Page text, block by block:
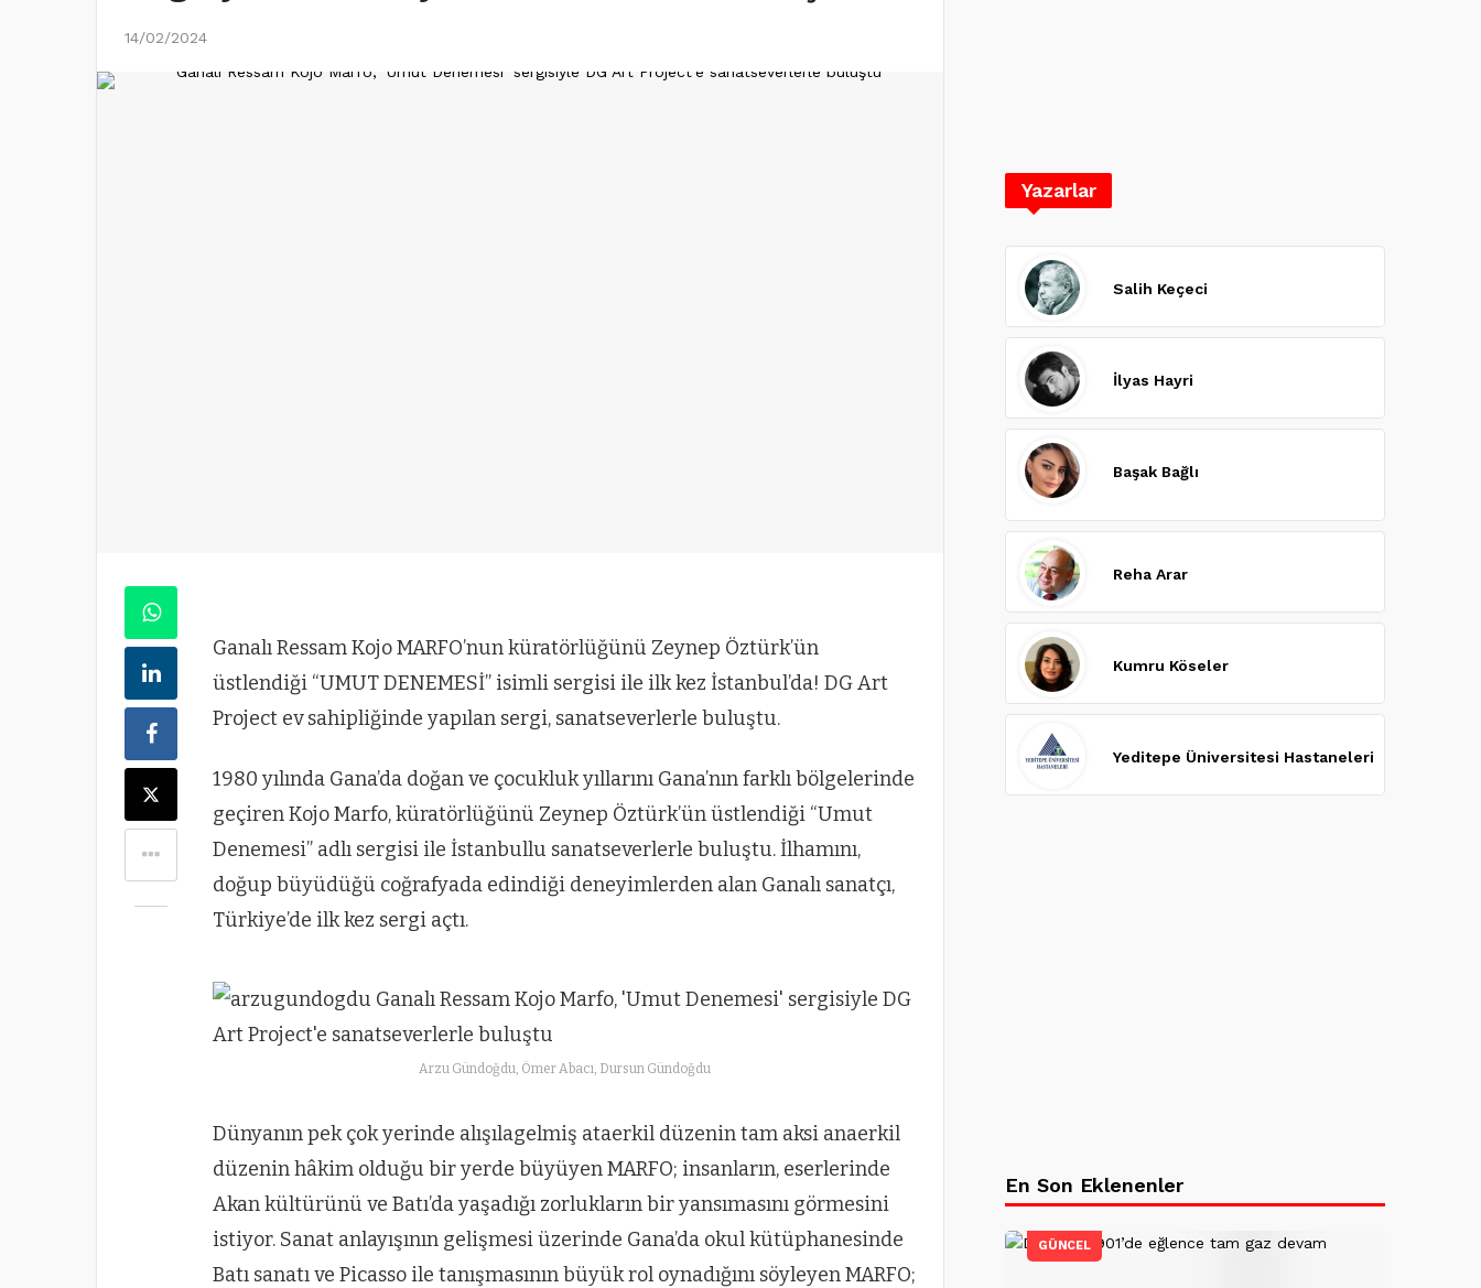
14/02/2024
Ganalı Ressam Kojo MARFO’nun küratörlüğünü Zeynep Öztürk’ün
üstlendiği “UMUT DENEMESİ” isimli sergisi ile ilk kez İstanbul’da! DG Art
Project ev sahipliğinde yapılan sergi, sanatseverlerle buluştu.
1980 yılında Gana’da doğan ve çocukluk yıllarını Gana’nın farklı bölgelerinde
geçiren Kojo Marfo, küratörlüğünü Zeynep Öztürk’ün üstlendiği “Umut
Denemesi” adlı sergisi ile İstanbullu sanatseverlerle buluştu. İlhamını,
doğup büyüdüğü coğrafyada edindiği deneyimlerden alan Ganalı sanatçı,
Türkiye’de ilk kez sergi açtı.
Arzu Gündoğdu, Ömer Abacı, Dursun Gündoğdu
Dünyanın pek çok yerinde alışılagelmiş ataerkil düzenin tam aksi anaerkil
düzenin hâkim olduğu bir yerde büyüyen MARFO; insanların, eserlerinde
Akan kültürünü ve Batı’da yaşadığı zorlukların bir yansımasını görmesini
istiyor. Sanat anlayışının gelişmesi üzerinde Gana’da okul kütüphanesinde
Batı sanatı ve Picasso ile tanışmasının büyük rol oynadığını söyleyen MARFO;
Yazarlar
Salih Keçeci
İlyas Hayri
Başak Bağlı
Reha Arar
Kumru Köseler
Yeditepe Üniversitesi Hastaneleri
En Son Eklenenler
GÜNCEL